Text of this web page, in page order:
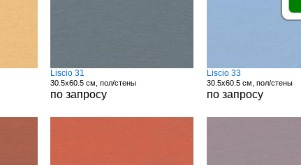
Liscio 31
30.5x60.5 см, пол/стены
по запросу
Liscio 33
30.5x60.5 см, пол/стены
по запросу